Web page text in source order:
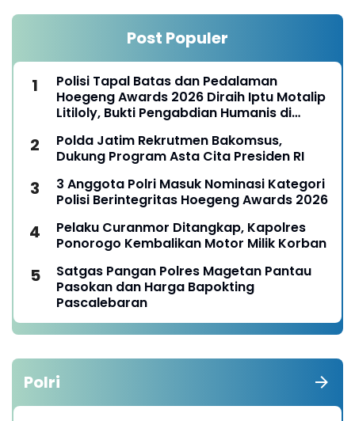
Post Populer
Polisi Tapal Batas dan Pedalaman
Hoegeng Awards 2026 Diraih Iptu Motalip
Litiloly, Bukti Pengabdian Humanis di
Polda Jatim Rekrutmen Bakomsus,
Dukung Program Asta Cita Presiden RI
3 Anggota Polri Masuk Nominasi Kategori
Polisi Berintegritas Hoegeng Awards 2026
Pelaku Curanmor Ditangkap, Kapolres
Ponorogo Kembalikan Motor Milik Korban
Satgas Pangan Polres Magetan Pantau
Pasokan dan Harga Bapokting
Pascalebaran
Polri